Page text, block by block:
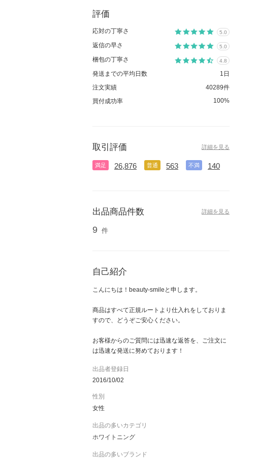
評価
応対の丁寧さ 5.0
返信の早さ 5.0
梱包の丁寧さ 4.8
発送までの平均日数
1日
注文実績
40289件
買付成功率
100%
取引評価 詳細を見る
満足 26,876 普通 563 不満 140
出品商品件数 詳細を見る
9 件
自己紹介
こんにちは！beauty-smileと申します。
商品はすべて正規ルートより仕入れをしておりま
すので、どうぞご安心ください。
お客様からのご質問には迅速な返答を、ご注文に
は迅速な発送に努めております！
出品者登録日
2016/10/02
性別
女性
出品の多いカテゴリ
ホワイトニング
出品の多いブランド